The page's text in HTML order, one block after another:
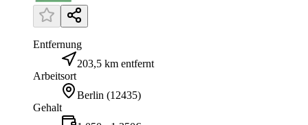
Entfernung
203,5 km entfernt
Arbeitsort
Berlin (12435)
Gehalt